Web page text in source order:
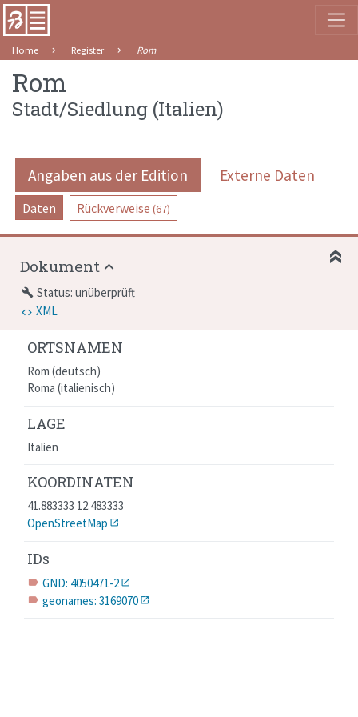
Home Register Rom
Rom
Stadt/Siedlung (Italien)
Angaben aus der Edition Externe Daten
Daten Rückverweise (67)
ORTSNAMEN
Rom (deutsch)
Roma (italienisch)
LAGE
Italien
KOORDINATEN
41.883333 12.483333
OpenStreetMap
IDs
label GND: 4050471-2
label geonames: 3169070
Dokument
build Status: unüberprüft
XML